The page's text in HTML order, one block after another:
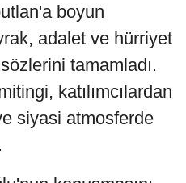
boyun
adalet ve hürriyet
tamamladı.
katılımcılardan
siyasi atmosferde